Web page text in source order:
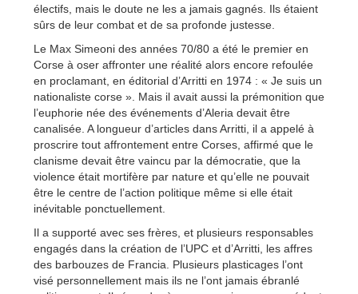
électifs, mais le doute ne les a jamais gagnés. Ils étaient
sûrs de leur combat et de sa profonde justesse.
Le Max Simeoni des années 70/80 a été le premier en
Corse à oser affronter une réalité alors encore refoulée
en proclamant, en éditorial d’Arritti en 1974 : « Je suis un
nationaliste corse ». Mais il avait aussi la prémonition que
l’euphorie née des événements d’Aleria devait être
canalisée. A longueur d’articles dans Arritti, il a appelé à
proscrire tout affrontement entre Corses, affirmé que le
clanisme devait être vaincu par la démocratie, que la
violence était mortifère par nature et qu’elle ne pouvait
être le centre de l’action politique même si elle était
inévitable ponctuellement.
Il a supporté avec ses frères, et plusieurs responsables
engagés dans la création de l’UPC et d’Arritti, les affres
des barbouzes de Francia. Plusieurs plasticages l’ont
visé personnellement mais ils ne l’ont jamais ébranlé